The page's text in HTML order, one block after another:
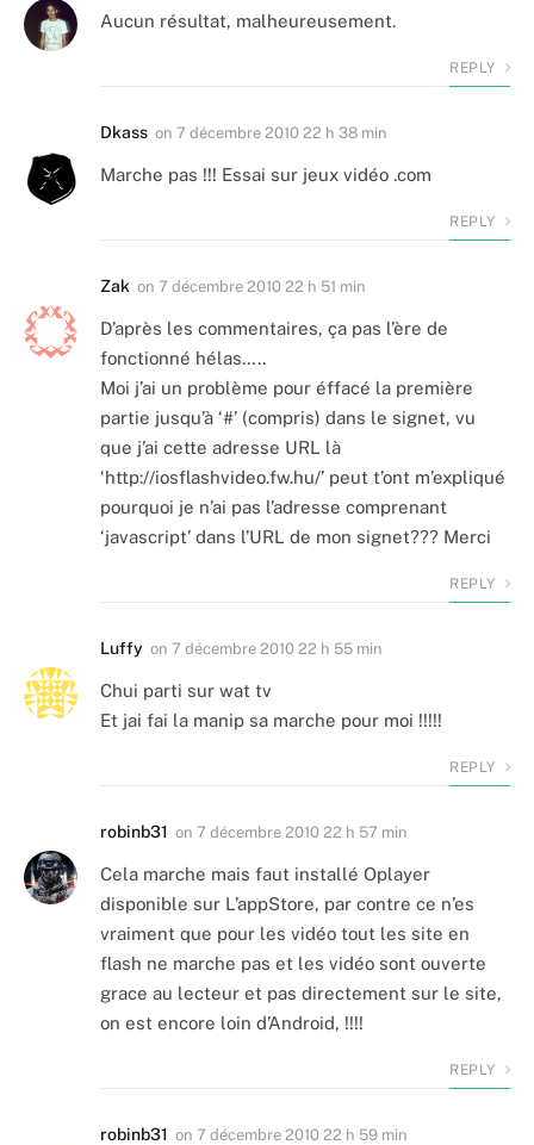
Aucun résultat, malheureusement.
REPLY
Dkass on 7 décembre 2010 22 h 38 min
Marche pas !!! Essai sur jeux vidéo .com
REPLY
Zak on 7 décembre 2010 22 h 51 min
D’après les commentaires, ça pas l’ère de
fonctionné hélas…..
Moi j’ai un problème pour éffacé la première
partie jusqu’à ‘#’ (compris) dans le signet, vu
que j’ai cette adresse URL là
‘http://iosflashvideo.fw.hu/’ peut t’ont m’expliqué
pourquoi je n’ai pas l’adresse comprenant
‘javascript’ dans l’URL de mon signet??? Merci
REPLY
Luffy on 7 décembre 2010 22 h 55 min
Chui parti sur wat tv
Et jai fai la manip sa marche pour moi !!!!!
REPLY
robinb31 on 7 décembre 2010 22 h 57 min
Cela marche mais faut installé Oplayer
disponible sur L’appStore, par contre ce n’es
vraiment que pour les vidéo tout les site en
flash ne marche pas et les vidéo sont ouverte
grace au lecteur et pas directement sur le site,
on est encore loin d’Android, !!!!
REPLY
robinb31 on 7 décembre 2010 22 h 59 min